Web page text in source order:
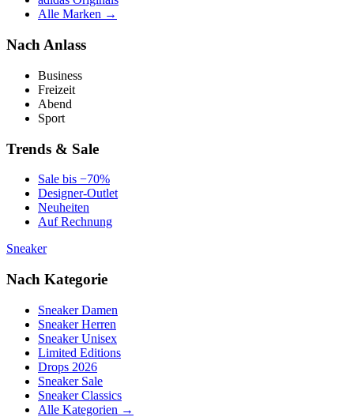
Alle Marken →
Nach Anlass
Business
Freizeit
Abend
Sport
Trends & Sale
Sale bis −70%
Designer-Outlet
Neuheiten
Auf Rechnung
Sneaker
Nach Kategorie
Sneaker Damen
Sneaker Herren
Sneaker Unisex
Limited Editions
Drops 2026
Sneaker Sale
Sneaker Classics
Alle Kategorien →